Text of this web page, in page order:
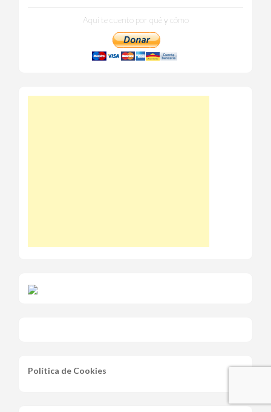
Aquí te cuento por qué y cómo
Política de Cookies